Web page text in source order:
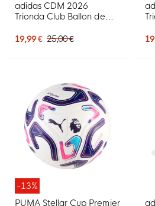
adidas CDM 2026
Trionda Club Ballon de
Rose
19,99 € 25,00 €
-13%
PUMA Stellar Cup Premier